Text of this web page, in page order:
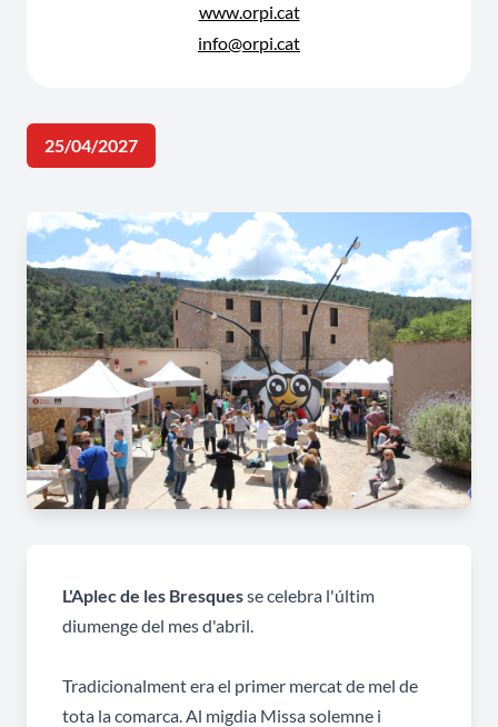
www.orpi.cat
info@orpi.cat
25/04/2027
L'Aplec de les Bresquesse celebra l'últim
diumenge del mes d'abril.
Tradicionalment era el primer mercat de mel de
tota la comarca. Al migdia Missa solemne i